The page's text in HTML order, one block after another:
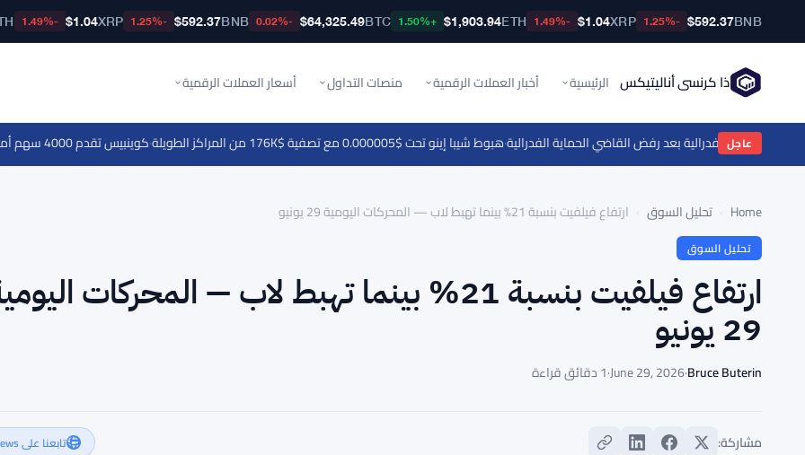
BNB
$592.37
-1.25%
XRP
$1.04
-1.49%
ETH
$1,903.94
+1.50%
BTC
$64,325.49
-0.02%
BNB
$592.37
-1.25%
XRP
$1.04
-1.49%
ذا كرنسي أناليتيكس الرئيسية أخبار العملات الرقمية منصات التداول أسعار العملات الرقمية
عاجل ·هبوط شيبا إينو تحت $0.000005 مع تصفية $176K من المراكز الطويلة ·كوينبيس تقدم 4000 سهم أمريكي في المملكة المتحدة بتداول بدون عمولة على مدار 24/5
Home تحليل السوق ارتفاع فيلفيت بنسبة 21% بينما تهبط لاب — المحركات اليومية 29 يونيو
تحليل السوق
ارتفاع فيلفيت بنسبة 21% بينما تهبط لاب — المحركات
29 يونيو
Bruce Buterin
·
June 29, 2026
·1 دقائق قراءة
مشاركة: تابعنا على Google News